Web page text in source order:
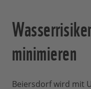
minimieren
Beiersdorf wird mit